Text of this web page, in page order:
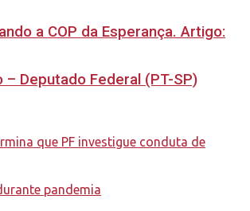
a COP da Esperança. Artigo:
– Deputado Federal (PT-SP)